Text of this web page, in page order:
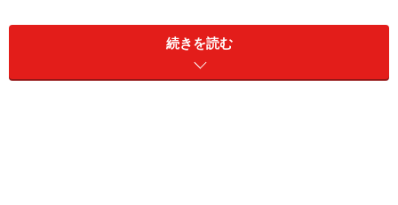
いう韓定食のコース料理をはじめ、プルコギが美味しい
と評判です。濃すぎない味付けで、柔らかいプルコギは
そのまま食べても、ごはんと食べても美味。お肉の質や
続きを読む